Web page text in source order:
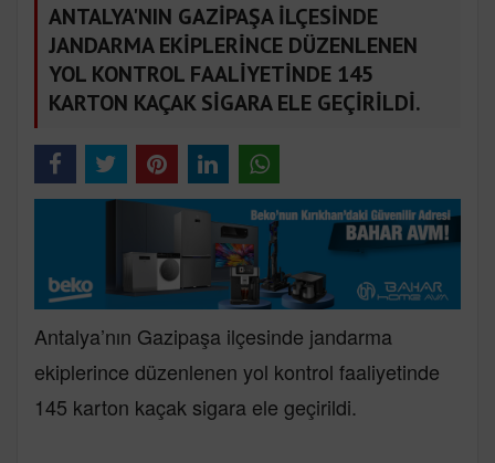
ANTALYA'NIN GAZİPAŞA İLÇESİNDE
JANDARMA EKİPLERİNCE DÜZENLENEN
YOL KONTROL FAALİYETİNDE 145
KARTON KAÇAK SİGARA ELE GEÇİRİLDİ.
Antalya’nın Gazipaşa ilçesinde jandarma
ekiplerince düzenlenen yol kontrol faaliyetinde
145 karton kaçak sigara ele geçirildi.